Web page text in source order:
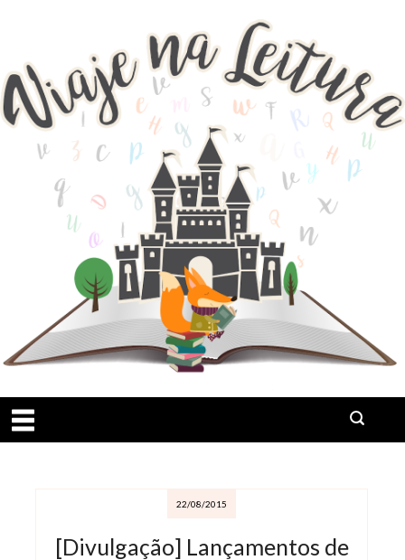
22/08/2015
[Divulgação] Lançamentos de